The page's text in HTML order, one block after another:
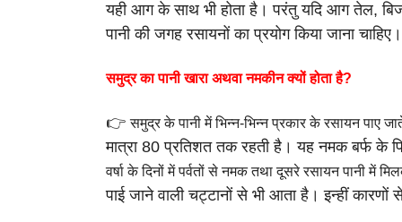
यही आग के साथ भी होता है।परंतु यदि आग तेल,
पानी की जगह रसायनों का प्रयोग किया जाना चाहिए।
समुद्र का पानी खारा अथवा नमकीन क्यों होता है?
👉समुद्र के पानी में भिन्न-भिन्न प्रकार के रसायन पाए
मात्रा 80 प्रतिशत तक रहतीहै। यह नमक बर्फ के
वर्षा के दिनों में पर्वतों से नमक तथा दूसरे रसायन पानी में
पाई जाने वालीचट्टानों से भी आता है।इन्हीं कारणों